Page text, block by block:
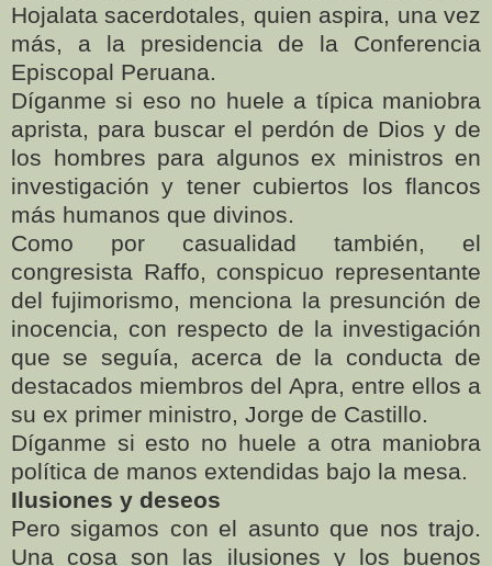
Hojalata sacerdotales, quien aspira, una vez
más, a la presidencia de la Conferencia
Episcopal Peruana.
Díganme si eso no huele a típica maniobra
aprista, para buscar el perdón de Dios y de
los hombres para algunos ex ministros en
investigación y tener cubiertos los flancos
más humanos que divinos.
Como por casualidad también, el
congresista Raffo, conspicuo representante
del fujimorismo, menciona la presunción de
inocencia, con respecto de la investigación
que se seguía, acerca de la conducta de
destacados miembros del Apra, entre ellos a
su ex primer ministro, Jorge de Castillo.
Díganme si esto no huele a otra maniobra
política de manos extendidas bajo la mesa.
Ilusiones y deseos
Pero sigamos con el asunto que nos trajo.
Una cosa son las ilusiones y los buenos